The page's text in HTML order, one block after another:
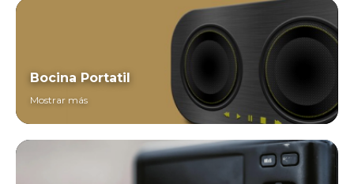
Bocina Portatil
Mostrar más